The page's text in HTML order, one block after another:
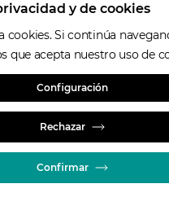
y de cookies
cookies. Si continúa
que acepta nuestro uso de
Configuración
Rechazar
Confirmar